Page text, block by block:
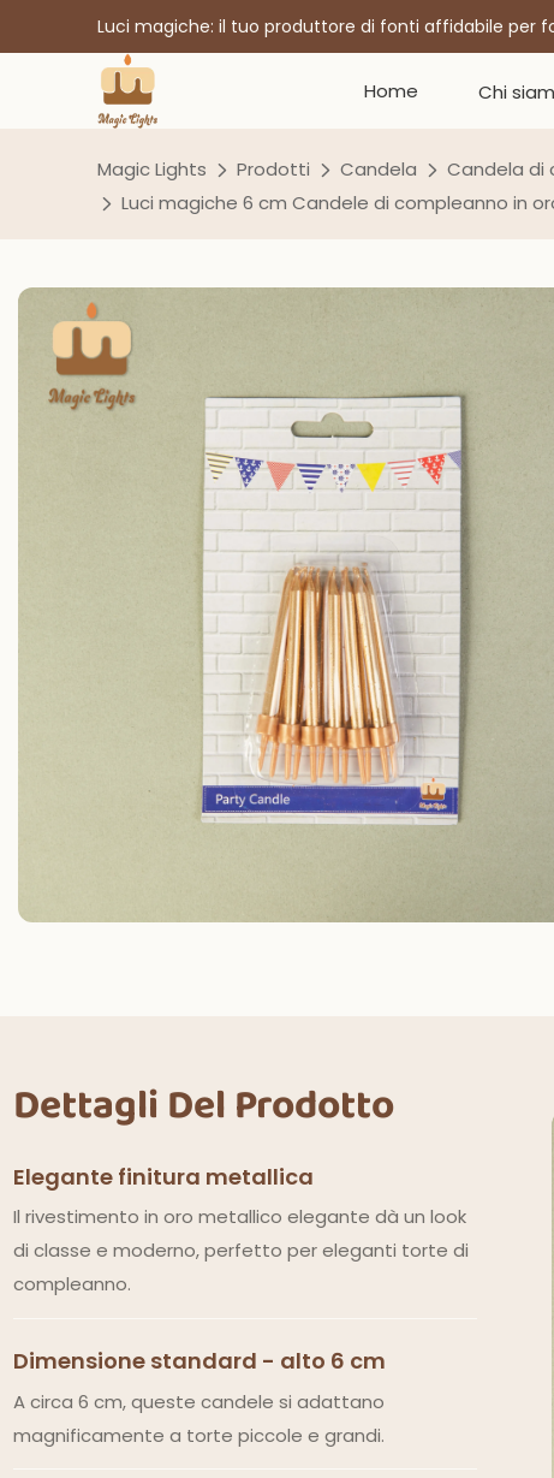
Luci magiche: il tuo produttore di fonti affidabile per
Home Chi
Magic Lights Prodotti Candela Candela di
Luci magiche 6 cm Candele di compleanno in
Dettagli Del Prodotto
Elegante finitura metallica
Il rivestimento in oro metallico elegante dà un look
di classe e moderno, perfetto per eleganti torte di
compleanno.
Dimensione standard - alto 6 cm
A circa 6 cm, queste candele si adattano
magnificamente a torte piccole e grandi.